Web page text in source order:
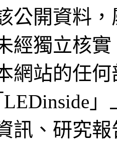
公開資料
經獨立核
網站的任
訊、研究